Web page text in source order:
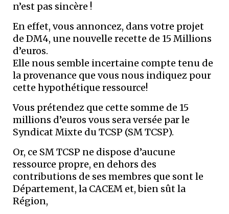
n’est pas sincère !
En effet, vous annoncez, dans votre projet
de DM4, une nouvelle recette de 15 Millions
d’euros.
Elle nous semble incertaine compte tenu de
la provenance que vous nous indiquez pour
cette hypothétique ressource!
Vous prétendez que cette somme de 15
millions d’euros vous sera versée par le
Syndicat Mixte du TCSP (SM TCSP).
Or, ce SM TCSP ne dispose d’aucune
ressource propre, en dehors des
contributions de ses membres que sont le
Département, la CACEM et, bien sût la
Région,